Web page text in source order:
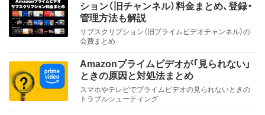
ション（旧チャンネル）料金まとめ、登録・
管理方法も解説
サブスクリプション（旧プライムビデオチャンネル）の
会費まとめ
Amazonプライムビデオが「見られない」
ときの原因と対処法まとめ
スマホやテレビでプライムビデオの見られないときの
トラブルシューティング